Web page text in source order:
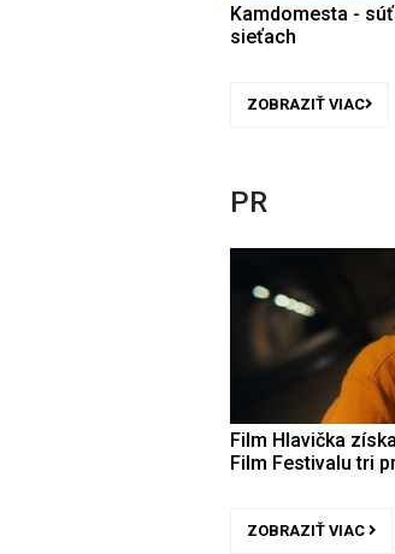
Kamdomesta -
sieťach
ZOBRAZIŤ VIAC
PR
Film Hlavička
Film Festivalu tri
ZOBRAZIŤ VIAC